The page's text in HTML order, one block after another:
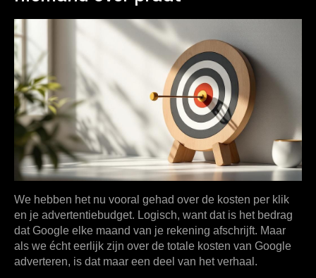
We hebben het nu vooral gehad over de kosten per klik
en je advertentiebudget. Logisch, want dat is het bedrag
dat Google elke maand van je rekening afschrijft. Maar
als we écht eerlijk zijn over de totale kosten van Google
adverteren, is dat maar een deel van het verhaal.